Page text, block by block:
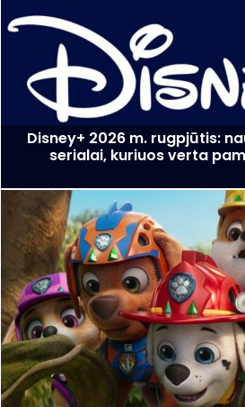
Disney+ 2026 m. rugpjūtis:
serialai, kuriuos verta